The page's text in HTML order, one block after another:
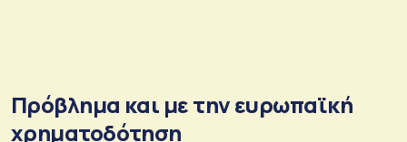
Πρόβλημα και με την ευρωπαϊκή
χρηματοδότηση